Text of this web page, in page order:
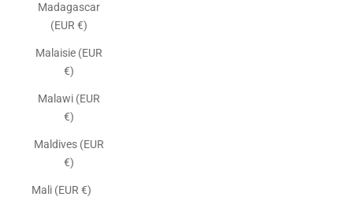
Madagascar
(EUR €)
Malaisie (EUR
€)
Malawi (EUR
€)
Maldives (EUR
€)
Mali (EUR €)